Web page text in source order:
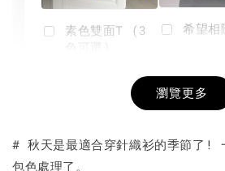
素色雙面T (3
+
希望相
NT$ 190
瀏覽更多
# 秋天是最適合穿針織衫的季節了
包色處理了。